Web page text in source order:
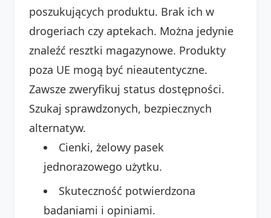
poszukujących produktu. Brak ich w
drogeriach czy aptekach. Można jedynie
znaleźć resztki magazynowe. Produkty
poza UE mogą być nieautentyczne.
Zawsze zweryfikuj status dostępności.
Szukaj sprawdzonych, bezpiecznych
alternatyw.
Cienki, żelowy pasek
jednorazowego użytku.
Skuteczność potwierdzona
badaniami i opiniami.